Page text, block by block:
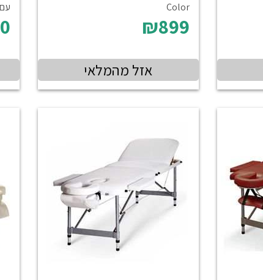
Color
₪899
אזל מהמלאי